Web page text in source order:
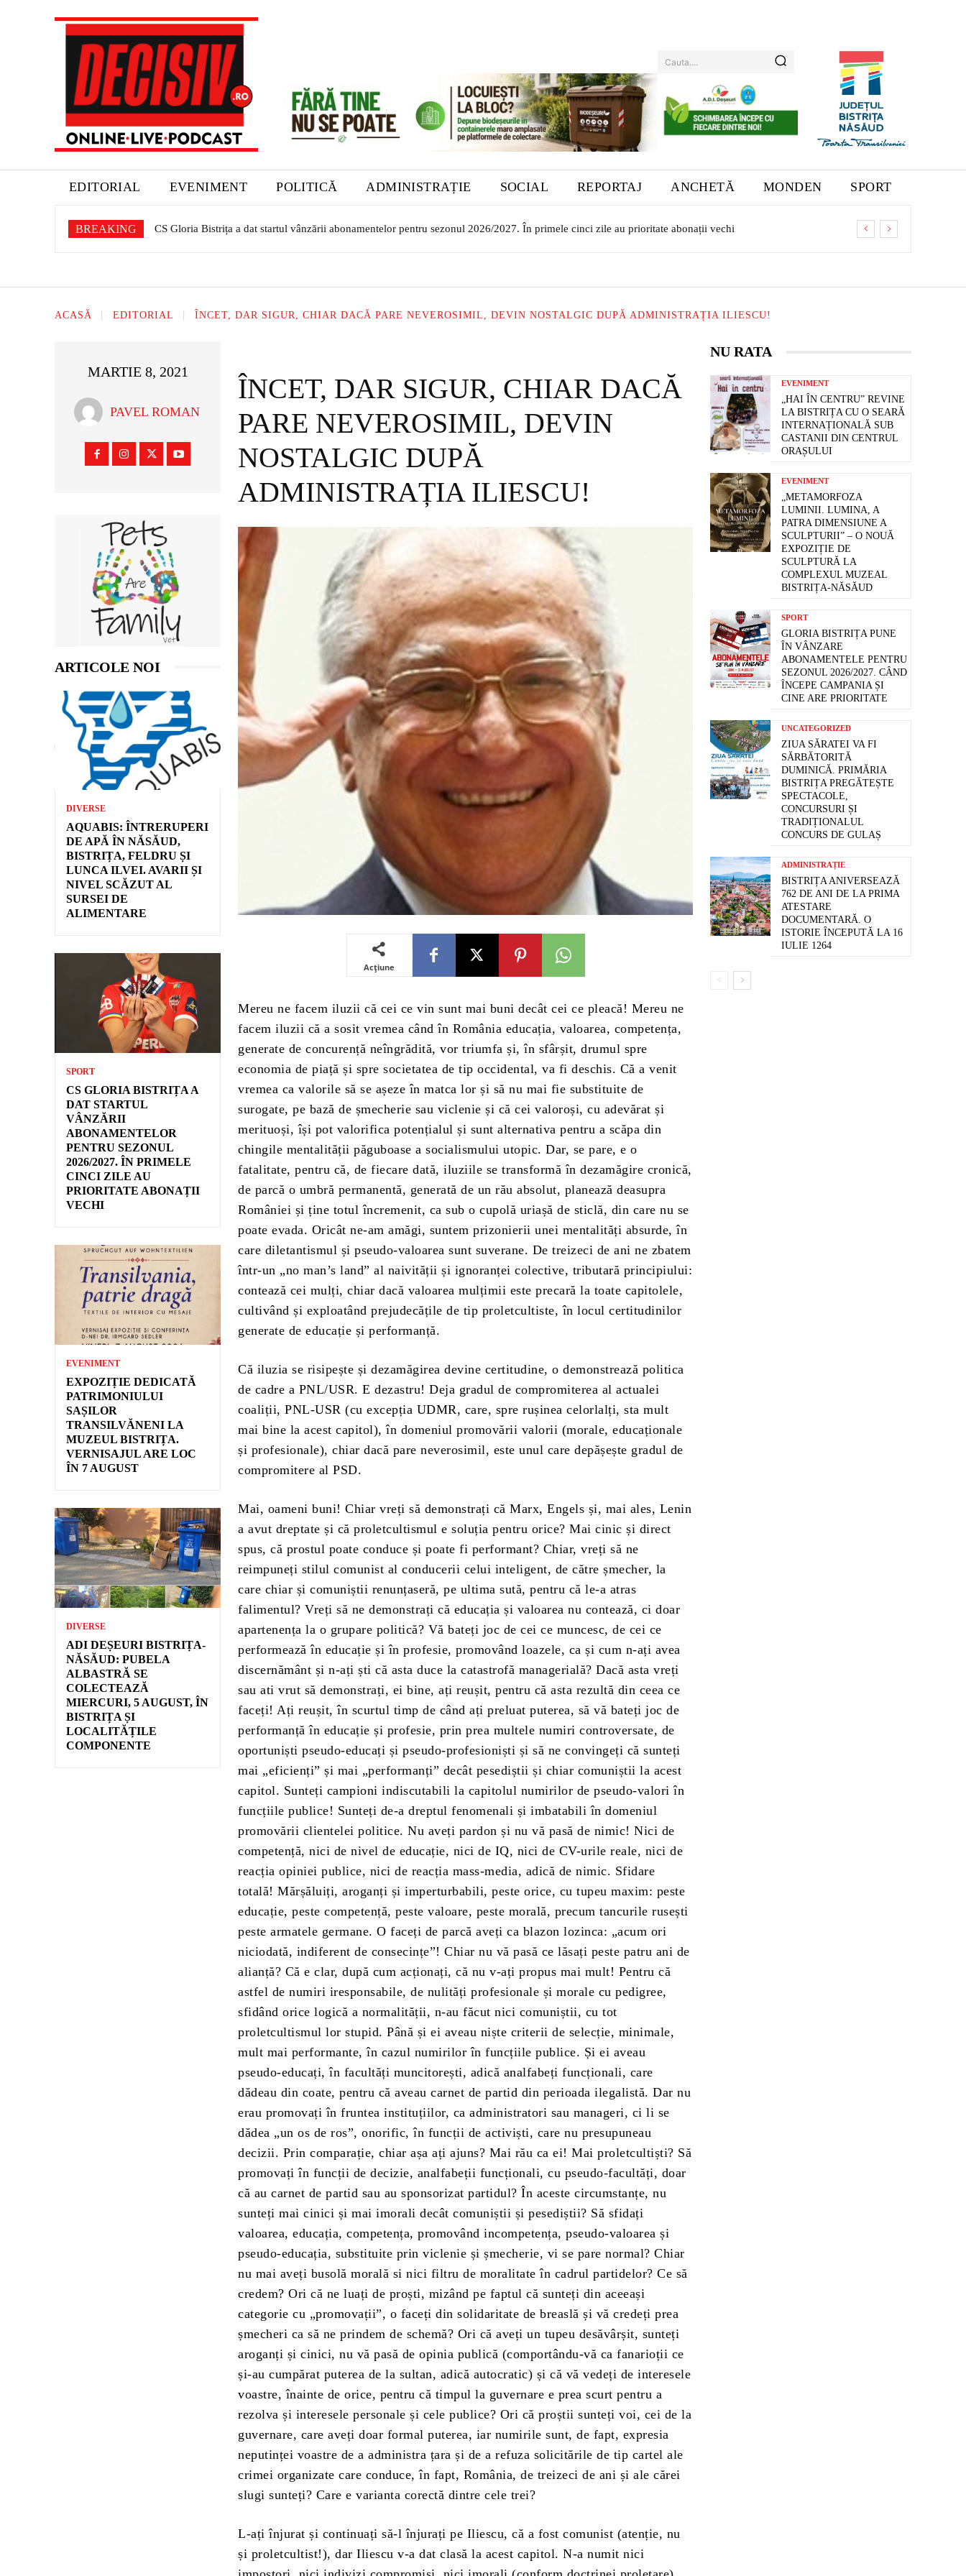
Cauta....
EDITORIAL EVENIMENT POLITICĂ ADMINISTRAȚIE SOCIAL REPORTAJ ANCHETĂ MONDEN SPORT
BREAKING CS Gloria Bistrița a dat startul vânzării abonamentelor pentru sezonul 2026/2027. În primele cinci zile au prioritate abonații vechi
Expoziție dedicată patrimoniului sașilor transilvăneni la Muzeul Bistrița. Vernisajul are loc în 7 august
ACASĂ EDITORIAL ÎNCET, DAR SIGUR, CHIAR DACĂ PARE NEVEROSIMIL, DEVIN NOSTALGIC DUPĂ ADMINISTRAȚIA ILIESCU!
MARTIE 8, 2021
PAVEL ROMAN
ARTICOLE NOI
DIVERSE
AQUABIS: ÎNTRERUPERI
DE APĂ ÎN NĂSĂUD,
BISTRIȚA, FELDRU ȘI
LUNCA ILVEI. AVARII ȘI
NIVEL SCĂZUT AL
SURSEI DE
ALIMENTARE
SPORT
CS GLORIA BISTRIȚA A
DAT STARTUL
VÂNZĂRII
ABONAMENTELOR
PENTRU SEZONUL
2026/2027. ÎN PRIMELE
CINCI ZILE AU
PRIORITATE ABONAȚII
VECHI
EVENIMENT
EXPOZIȚIE DEDICATĂ
PATRIMONIULUI
SAȘILOR
TRANSILVĂNENI LA
MUZEUL BISTRIȚA.
VERNISAJUL ARE LOC
ÎN 7 AUGUST
DIVERSE
ADI DEȘEURI BISTRIȚA-
NĂSĂUD: PUBELA
ALBASTRĂ SE
COLECTEAZĂ
MIERCURI, 5 AUGUST, ÎN
BISTRIȚA ȘI
LOCALITĂȚILE
COMPONENTE
ÎNCET, DAR SIGUR, CHIAR DACĂ
PARE NEVEROSIMIL, DEVIN
NOSTALGIC DUPĂ
ADMINISTRAȚIA ILIESCU!
Acțiune
Mereu ne facem iluzii că cei ce vin sunt mai buni decât cei ce pleacă! Mereu ne
facem iluzii că a sosit vremea când în România educația, valoarea, competența,
generate de concurență neîngrădită, vor triumfa și, în sfârșit, drumul spre
economia de piață și spre societatea de tip occidental, va fi deschis. Că a venit
vremea ca valorile să se așeze în matca lor și să nu mai fie substituite de
surogate, pe bază de șmecherie sau viclenie și că cei valoroși, cu adevărat și
merituoși, își pot valorifica potențialul și sunt alternativa pentru a scăpa din
chingile mentalității păguboase a socialismului utopic. Dar, se pare, e o
fatalitate, pentru că, de fiecare dată, iluziile se transformă în dezamăgire cronică,
de parcă o umbră permanentă, generată de un rău absolut, planează deasupra
României și ține totul încremenit, ca sub o cupolă uriașă de sticlă, din care nu se
poate evada. Oricât ne-am amăgi, suntem prizonierii unei mentalități absurde, în
care diletantismul și pseudo-valoarea sunt suverane. De treizeci de ani ne zbatem
într-un „no man’s land” al naivității și ignoranței colective, tributară principiului:
contează cei mulți, chiar dacă valoarea mulțimii este precară la toate capitolele,
cultivând și exploatând prejudecățile de tip proletcultiste, în locul certitudinilor
generate de educație și performanță.
Că iluzia se risipește și dezamăgirea devine certitudine, o demonstrează politica
de cadre a PNL/USR. E dezastru! Deja gradul de compromiterea al actualei
coaliții, PNL-USR (cu excepția UDMR, care, spre rușinea celorlalți, sta mult
mai bine la acest capitol), în domeniul promovării valorii (morale, educaționale
și profesionale), chiar dacă pare neverosimil, este unul care depășește gradul de
compromitere al PSD.
Mai, oameni buni! Chiar vreți să demonstrați că Marx, Engels și, mai ales, Lenin
a avut dreptate și că proletcultismul e soluția pentru orice? Mai cinic și direct
spus, că prostul poate conduce și poate fi performant? Chiar, vreți să ne
reimpuneți stilul comunist al conducerii celui inteligent, de către șmecher, la
care chiar și comuniștii renunțaseră, pe ultima sută, pentru că le-a atras
falimentul? Vreți să ne demonstrați că educația și valoarea nu contează, ci doar
apartenența la o grupare politică? Vă bateți joc de cei ce muncesc, de cei ce
performează în educație și în profesie, promovând loazele, ca și cum n-ați avea
discernământ și n-ați ști că asta duce la catastrofă managerială? Dacă asta vreți
sau ati vrut să demonstrați, ei bine, ați reușit, pentru că asta rezultă din ceea ce
faceți! Ați reușit, în scurtul timp de când ați preluat puterea, să vă bateți joc de
performanță în educație și profesie, prin prea multele numiri controversate, de
oportuniști pseudo-educați și pseudo-profesioniști și să ne convingeți că sunteți
mai „eficienți” și mai „performanți” decât pesediștii și chiar comuniștii la acest
capitol. Sunteți campioni indiscutabili la capitolul numirilor de pseudo-valori în
funcțiile publice! Sunteți de-a dreptul fenomenali și imbatabili în domeniul
promovării clientelei politice. Nu aveți pardon și nu vă pasă de nimic! Nici de
competență, nici de nivel de educație, nici de IQ, nici de CV-urile reale, nici de
reacția opiniei publice, nici de reacția mass-media, adică de nimic. Sfidare
totală! Mărșăluiți, aroganți și imperturbabili, peste orice, cu tupeu maxim: peste
educație, peste competență, peste valoare, peste morală, precum tancurile rusești
peste armatele germane. O faceți de parcă aveți ca blazon lozinca: „acum ori
niciodată, indiferent de consecințe”! Chiar nu vă pasă ce lăsați peste patru ani de
alianță? Că e clar, după cum acționați, că nu v-ați propus mai mult! Pentru că
astfel de numiri iresponsabile, de nulități profesionale și morale cu pedigree,
sfidând orice logică a normalității, n-au făcut nici comuniștii, cu tot
proletcultismul lor stupid. Până și ei aveau niște criterii de selecție, minimale,
mult mai performante, în cazul numirilor în funcțiile publice. Și ei aveau
pseudo-educați, în facultăți muncitorești, adică analfabeți funcționali, care
dădeau din coate, pentru că aveau carnet de partid din perioada ilegalistă. Dar nu
erau promovați în fruntea instituțiilor, ca administratori sau manageri, ci li se
dădea „un os de ros”, onorific, în funcții de activiști, care nu presupuneau
decizii. Prin comparație, chiar așa ați ajuns? Mai rău ca ei! Mai proletcultiști? Să
promovați în funcții de decizie, analfabeții funcționali, cu pseudo-facultăți, doar
că au carnet de partid sau au sponsorizat partidul? În aceste circumstanțe, nu
sunteți mai cinici și mai imorali decât comuniștii și pesediștii? Să sfidați
valoarea, educația, competența, promovând incompetența, pseudo-valoarea și
pseudo-educația, substituite prin viclenie și șmecherie, vi se pare normal? Chiar
nu mai aveți busolă morală si nici filtru de moralitate în cadrul partidelor? Ce să
credem? Ori că ne luați de proști, mizând pe faptul că sunteți din aceeași
categorie cu „promovații”, o faceți din solidaritate de breaslă și vă credeți prea
șmecheri ca să ne prindem de schemă? Ori că aveți un tupeu desăvârșit, sunteți
aroganți și cinici, nu vă pasă de opinia publică (comportându-vă ca fanarioții ce
și-au cumpărat puterea de la sultan, adică autocratic) și că vă vedeți de interesele
voastre, înainte de orice, pentru că timpul la guvernare e prea scurt pentru a
rezolva și interesele personale și cele publice? Ori că proștii sunteți voi, cei de la
guvernare, care aveți doar formal puterea, iar numirile sunt, de fapt, expresia
neputinței voastre de a administra țara și de a refuza solicitările de tip cartel ale
crimei organizate care conduce, în fapt, România, de treizeci de ani și ale cărei
slugi sunteți? Care e varianta corectă dintre cele trei?
L-ați înjurat și continuați să-l înjurați pe Iliescu, că a fost comunist (atenție, nu
și proletcultist!), dar Iliescu v-a dat clasă la acest capitol. N-a numit nici
NU RATA
EVENIMENT
„HAI ÎN CENTRU” REVINE
LA BISTRIȚA CU O SEARĂ
INTERNAȚIONALĂ SUB
CASTANII DIN CENTRUL
ORAȘULUI
EVENIMENT
„METAMORFOZA
LUMINII. LUMINA, A
PATRA DIMENSIUNE A
SCULPTURII” – O NOUĂ
EXPOZIȚIE DE
SCULPTURĂ LA
COMPLEXUL MUZEAL
BISTRIȚA-NĂSĂUD
SPORT
GLORIA BISTRIȚA PUNE
ÎN VÂNZARE
ABONAMENTELE PENTRU
SEZONUL 2026/2027. CÂND
ÎNCEPE CAMPANIA ȘI
CINE ARE PRIORITATE
UNCATEGORIZED
ZIUA SĂRATEI VA FI
SĂRBĂTORITĂ
DUMINICĂ. PRIMĂRIA
BISTRIȚA PREGĂTEȘTE
SPECTACOLE,
CONCURSURI ȘI
TRADIȚIONALUL
CONCURS DE GULAȘ
ADMINISTRAȚIE
BISTRIȚA ANIVERSEAZĂ
762 DE ANI DE LA PRIMA
ATESTARE
DOCUMENTARĂ. O
ISTORIE ÎNCEPUTĂ LA 16
IULIE 1264